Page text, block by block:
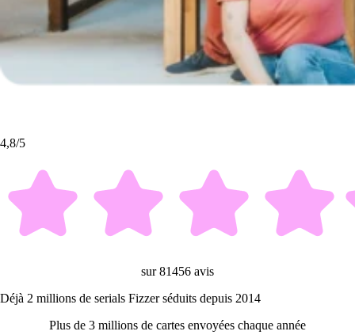
4,8/5
sur 81456 avis
Déjà 2 millions de serials Fizzer séduits depuis 2014
Plus de 3 millions de cartes envoyées chaque année